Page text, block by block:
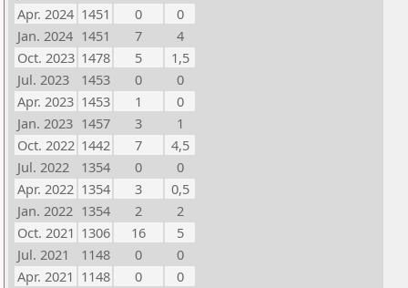
Apr. 2024 1451 0
0
Jan. 2024 1451 7
4
Oct. 2023 1478 5
1,5
Jul. 2023
1453 0
0
Apr. 2023 1453 1
0
Jan. 2023 1457 3
1
Oct. 2022 1442 7
4,5
Jul. 2022
1354 0
0
Apr. 2022 1354 3
0,5
Jan. 2022 1354 2
2
Oct. 2021 1306 16
5
Jul. 2021
1148 0
0
Apr. 2021 1148 0
0